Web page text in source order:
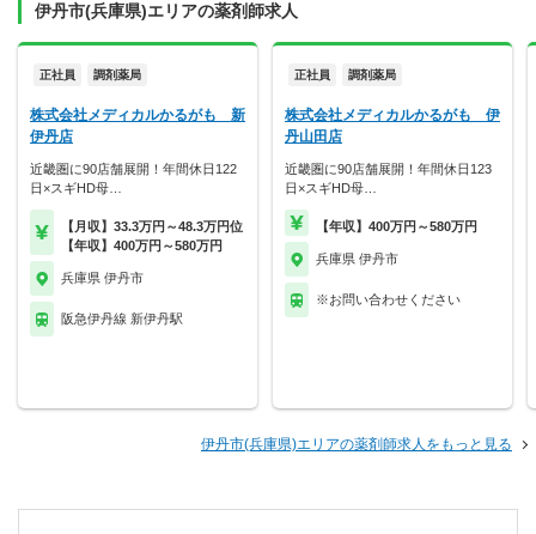
伊丹市(兵庫県)エリアの薬剤師求人
正社員 調剤薬局
株式会社メディカルかるがも 新
伊丹店
近畿圏に90店舗展開！年間休日122
日×スギHD母…
【月収】33.3万円～48.3万円位
【年収】400万円～580万円
兵庫県 伊丹市
阪急伊丹線 新伊丹駅
正社員 調剤薬局
株式会社メディカルかるがも 伊
丹山田店
近畿圏に90店舗展開！年間休日123
日×スギHD母…
【年収】400万円～580万円
兵庫県 伊丹市
※お問い合わせください
伊丹市(兵庫県)エリアの薬剤師求人をもっと見る